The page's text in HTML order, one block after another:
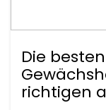
Die
richtigen